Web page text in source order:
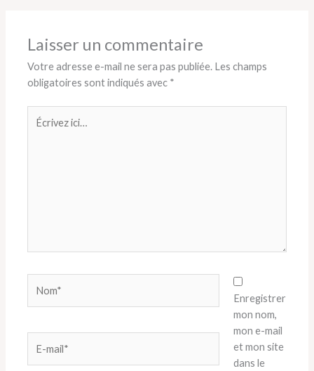
Laisser un commentaire
Votre adresse e-mail ne sera pas publiée. Les champs
obligatoires sont indiqués avec *
ici…
mail*
Enregistrer
mon nom,
mon e-mail
et mon site
dans le